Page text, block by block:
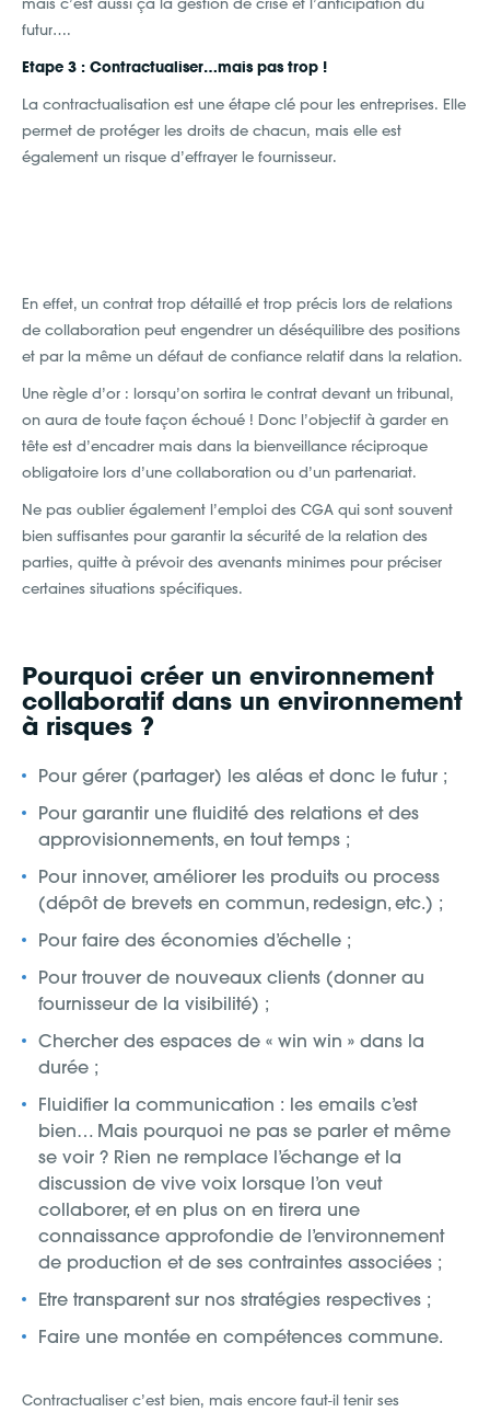
futur….
Etape 3 : Contractualiser…mais pas trop !
La contractualisation est une étape clé pour les entreprises. Elle
permet de protéger les droits de chacun, mais elle est
également un risque d’effrayer le fournisseur.
En effet, un contrat trop détaillé et trop précis lors de relations
de collaboration peut engendrer un déséquilibre des positions
et par la même un défaut de confiance relatif dans la relation.
Une règle d’or : lorsqu’on sortira le contrat devant un tribunal,
on aura de toute façon échoué ! Donc l’objectif à garder en
tête est d’encadrer mais dans la bienveillance réciproque
obligatoire lors d’une collaboration ou d’un partenariat.
Ne pas oublier également l’emploi des CGA qui sont souvent
bien suffisantes pour garantir la sécurité de la relation des
parties, quitte à prévoir des avenants minimes pour préciser
certaines situations spécifiques.
Pourquoi créer un environnement
collaboratif dans un environnement
à risques ?
Pour gérer (partager) les aléas et donc le futur ;
Pour garantir une fluidité des relations et des
approvisionnements, en tout temps ;
Pour innover, améliorer les produits ou process
(dépôt de brevets en commun, redesign, etc.) ;
Pour faire des économies d’échelle ;
Pour trouver de nouveaux clients (donner au
fournisseur de la visibilité) ;
Chercher des espaces de « win win » dans la
durée ;
Fluidifier la communication : les emails c’est
bien… Mais pourquoi ne pas se parler et même
se voir ? Rien ne remplace l’échange et la
discussion de vive voix lorsque l’on veut
collaborer, et en plus on en tirera une
connaissance approfondie de l’environnement
de production et de ses contraintes associées ;
Etre transparent sur nos stratégies respectives ;
Faire une montée en compétences commune.
Contractualiser c’est bien, mais encore faut-il tenir ses